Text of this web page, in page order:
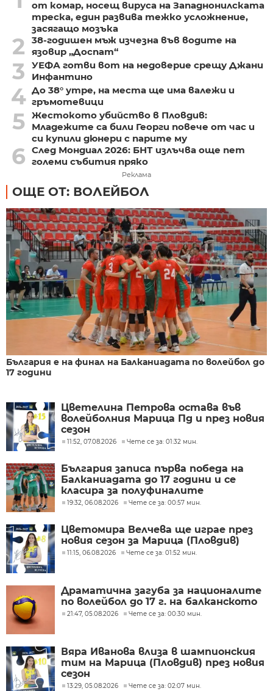
от комар, носещ вируса на Западнонилската
треска, един развива тежко усложнение,
засягащо мозъка
2
38-годишен мъж изчезна във водите на
язовир „Доспат“
3
УЕФА готви вот на недоверие срещу Джани
Инфантино
4 До 38° утре, на места ще има валежи и
гръмотевици
5 Жестокото убийство в Пловдив:
Младежите са били Георги повече от час и
си купили дюнери с парите му
6 След Мондиал 2026: БНТ излъчва още пет
големи събития пряко
Реклама
ОЩЕ ОТ: ВОЛЕЙБОЛ
България е на финал на Балканиадата по волейбол до
17 години
Цветелина Петрова остава във
волейболния Марица Пд и през новия
сезон
11:52, 07.08.2026 Чете се за: 01:32 мин.
България записа първа победа на
Балканиадата до 17 години и се
класира за полуфиналите
19:32, 06.08.2026 Чете се за: 00:57 мин.
Цветомира Велчева ще играе през
новия сезон за Марица (Пловдив)
11:15, 06.08.2026 Чете се за: 01:52 мин.
Драматична загуба за националите
по волейбол до 17 г. на балканското
21:47, 05.08.2026 Чете се за: 00:30 мин.
Вяра Иванова влиза в шампионския
тим на Марица (Пловдив) през новия
сезон
13:29, 05.08.2026 Чете се за: 02:07 мин.